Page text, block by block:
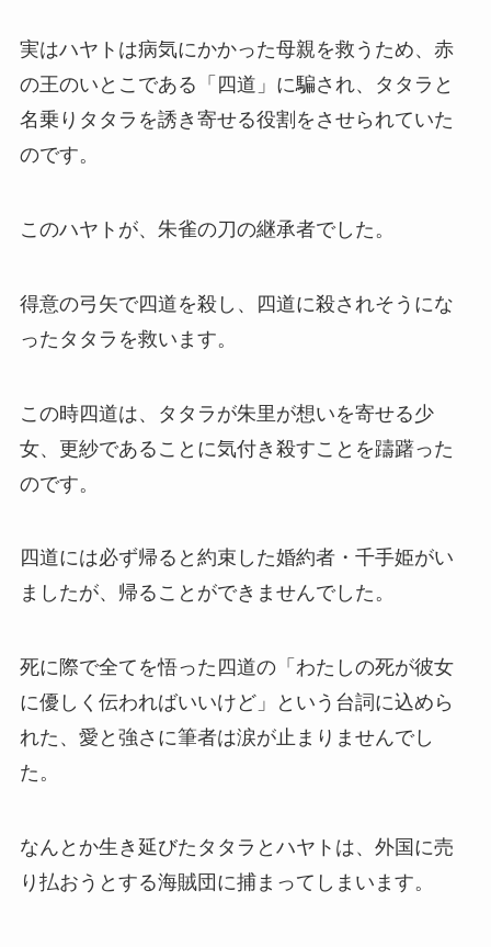
実はハヤトは病気にかかった母親を救うため、赤
の王のいとこである「四道」に騙され、タタラと
名乗りタタラを誘き寄せる役割をさせられていた
のです。
このハヤトが、朱雀の刀の継承者でした。
得意の弓矢で四道を殺し、四道に殺されそうにな
ったタタラを救います。
この時四道は、タタラが朱里が想いを寄せる少
女、更紗であることに気付き殺すことを躊躇った
のです。
四道には必ず帰ると約束した婚約者・千手姫がい
ましたが、帰ることができませんでした。
死に際で全てを悟った四道の「わたしの死が彼女
に優しく伝わればいいけど」という台詞に込めら
れた、愛と強さに筆者は涙が止まりませんでし
た。
なんとか生き延びたタタラとハヤトは、外国に売
り払おうとする海賊団に捕まってしまいます。